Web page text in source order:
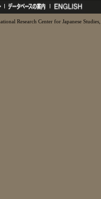
Research Center for Japanese